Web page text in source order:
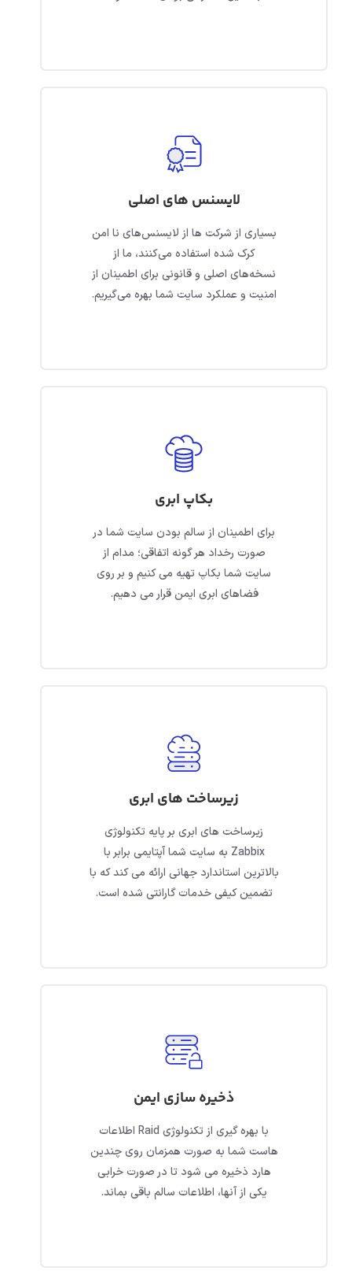
لایسنس های اصلی
بسیاری از شرکت ها از لایسنس‌های نا امن
کرک شده استفاده می‌کنند، ما از
نسخه‌های اصلی و قانونی برای اطمینان از
امنیت و عملکرد سایت شما بهره می‌گیریم.
بکاپ ابری
برای اطمینان از سالم بودن سایت شما در
صورت رخداد هر گونه اتفاقی؛ مدام از
سایت شما بکاپ تهیه می کنیم و بر روی
فضاهای ابری ایمن قرار می دهیم.
زیرساخت های ابری
زیرساخت های ابری بر پایه تکنولوژی
Zabbix به سایت شما آپتایمی برابر با
بالاترین استاندارد جهانی ارائه می کند که با
تضمین کیفی خدمات گارانتی شده است.
ذخیره سازی ایمن
با بهره گیری از تکنولوژی Raid اطلاعات
هاست شما به صورت همزمان روی چندین
هارد ذخیره می شود تا در صورت خرابی
یکی از آنها، اطلاعات سالم باقی بماند.